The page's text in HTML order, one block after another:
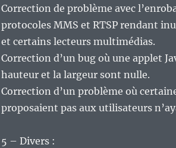
Correction de problème avec
protocoles MMS et RTSP rendant
et certains lecteurs multimédias.
Correction d’un bug où une applet
hauteur et la largeur sont nulle.
Correction d’un problème où
proposaient pas aux utilisateurs
5 – Divers :